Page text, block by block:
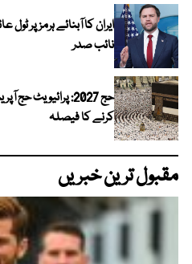
ایران کا آبنائے ہرمز پر
نائب صدر
حج 2027: پرائیویٹ
کرنے کا فیصلہ
مقبول ترین خبریں